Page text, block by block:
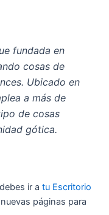
fundada en
cosas de
Ubicado en
a más de
de cosas
gótica.
ir a tu Escritorio
páginas para